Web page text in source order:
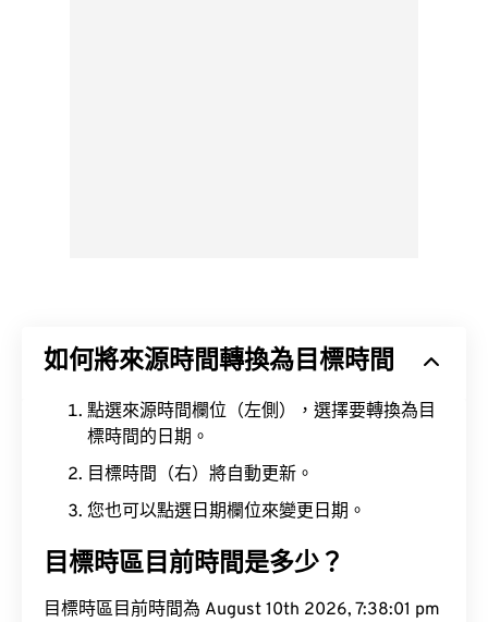
如何將來源時間轉換為目標時間
點選來源時間欄位（左側），選擇要轉換為目
標時間的日期。
目標時間（右）將自動更新。
您也可以點選日期欄位來變更日期。
目標時區目前時間是多少？
目標時區目前時間為 August 10th 2026, 7:38:02 pm